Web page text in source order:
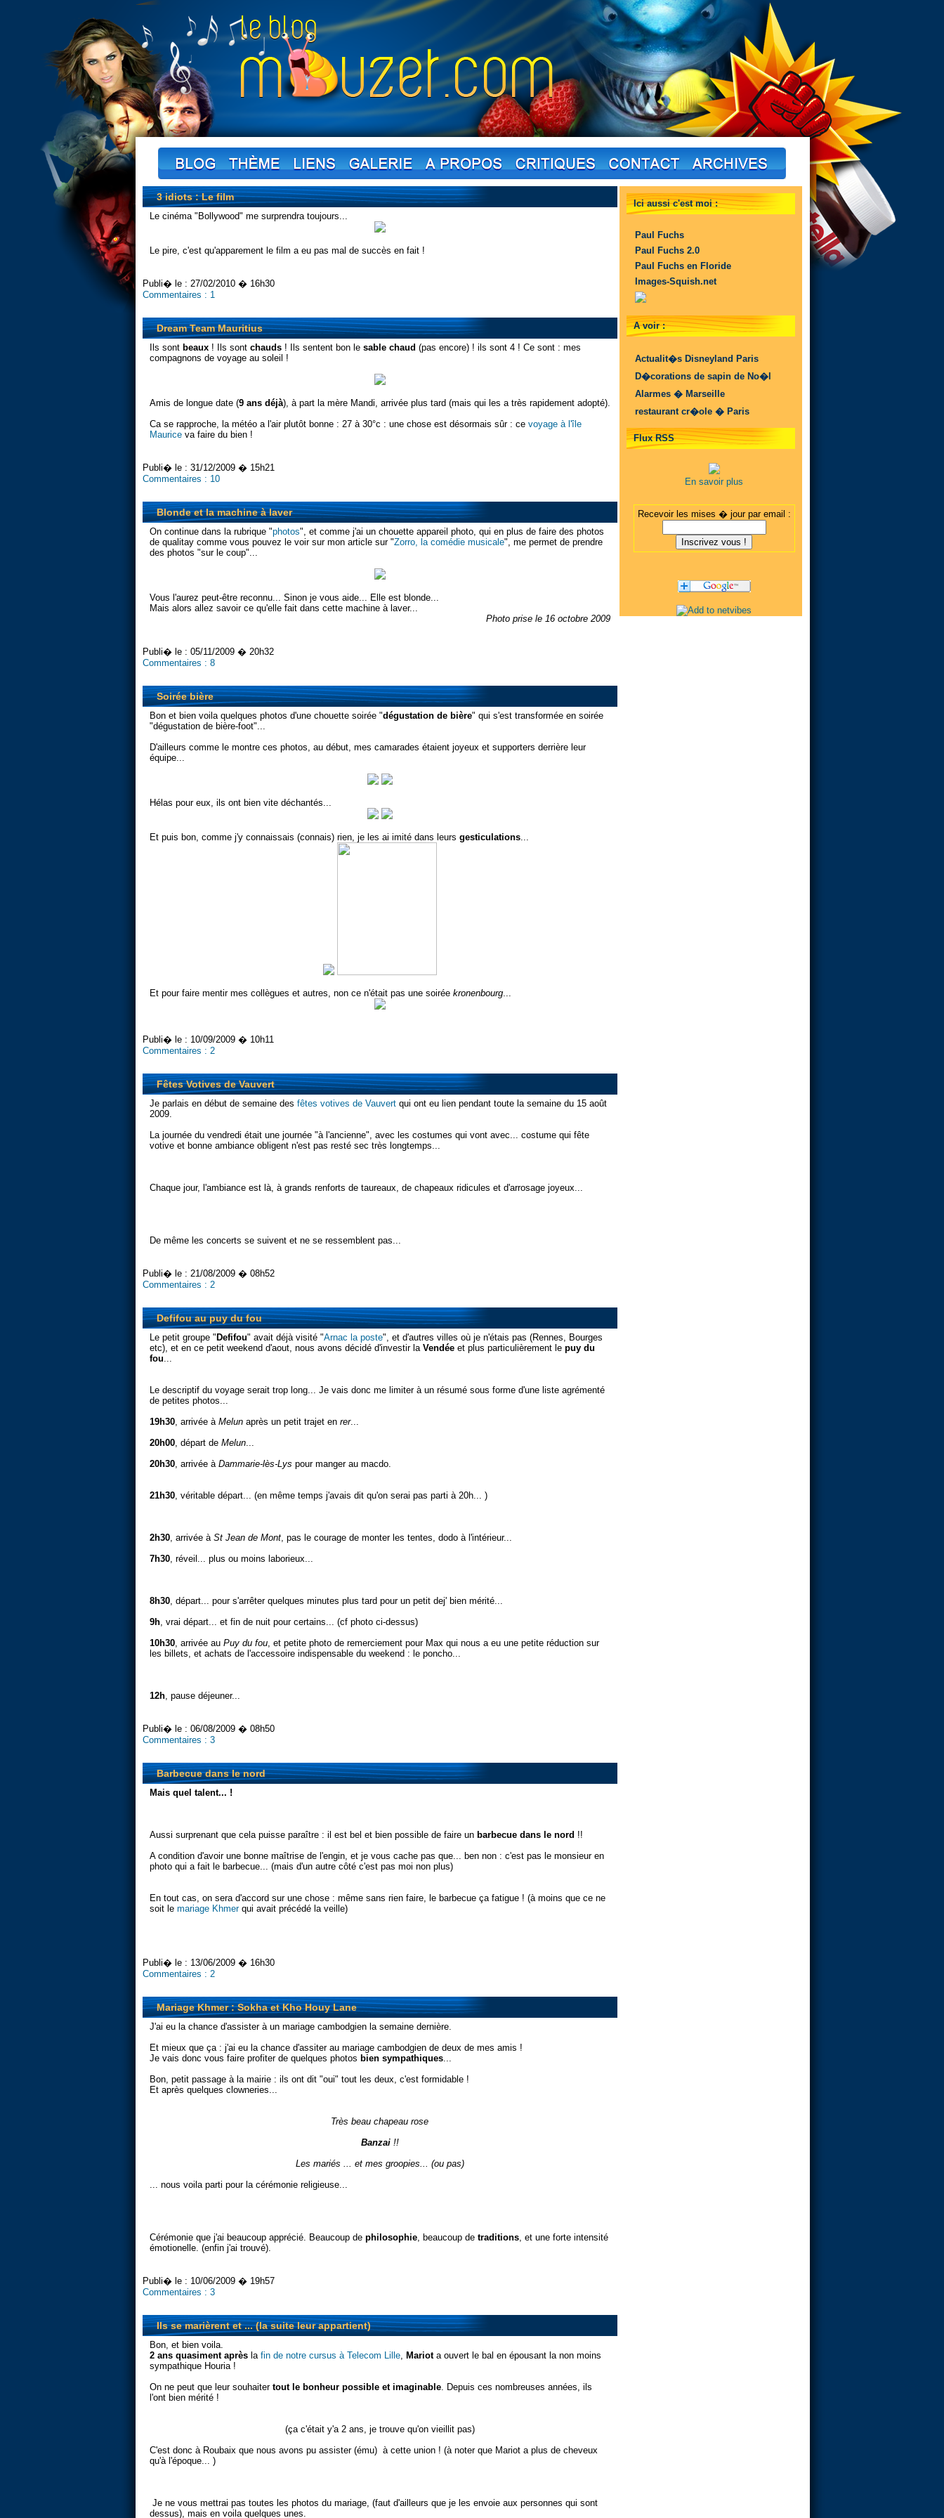
3 idiots : Le film
Le cinéma "Bollywood" me surprendra toujours...
Le pire, c'est qu'apparement le film a eu pas mal de succès en fait !
Publi� le : 27/02/2010 � 16h30
Commentaires : 1
Dream Team Mauritius
Ils sont beaux! Ils sont chauds ! Ils sentent bon le sable chaud (pas encore) ! ils sont 4 ! Ce sont : mes
compagnons de voyage au soleil !
Amis de longue date (9 ans déjà), à part la mère Mandi, arrivée plus tard (mais qui les a très rapidement adopté).
Ca se rapproche, la météo a l'air plutôt bonne : 27 à 30°c : une chose est désormais sûr : ce voyage à l'île
Mauriceva faire du bien !
Publi� le : 31/12/2009 � 15h21
Commentaires : 10
Blonde et la machine à laver
On continue dans la rubrique "photos", et comme j'ai un chouette appareil photo, qui en plus de faire des photos
de qualitay comme vous pouvez le voir sur mon article sur "Zorro, la comédie musicale", me permet de prendre
des photos "sur le coup"...
Vous l'aurez peut-être reconnu... Sinon je vous aide... Elle est blonde...
Mais alors allez savoir ce qu'elle fait dans cette machine à laver...
Photo prise le 16 octobre 2009
Publi� le : 05/11/2009 � 20h32
Commentaires : 8
Soirée bière
Bon et bien voila quelques photos d'une chouette soirée "dégustation de bière" qui s'est transformée en soirée
"dégustation de bière-foot"...
D'ailleurs comme le montre ces photos, au début, mes camarades étaient joyeux et supporters derrière leur
équipe...
Hélas pour eux, ils ont bien vite déchantés...
Et puis bon, comme j'y connaissais (connais) rien, je les ai imité dans leurs gesticulations...
Et pour faire mentir mes collègues et autres, non ce n'était pas une soirée kronenbourg...
Publi� le : 10/09/2009 � 10h11
Commentaires : 2
Fêtes Votives de Vauvert
Je parlais en début de semaine des fêtes votives de Vauvertqui ont eu lien pendant toute la semaine du 15 août
2009.
La journée du vendredi était une journée "à l'ancienne", avec les costumes qui vont avec... costume qui fête
votive et bonne ambiance obligent n'est pas resté sec très longtemps...
Chaque jour, l'ambiance est là, à grands renforts de taureaux, de chapeaux ridicules et d'arrosage joyeux...
De même les concerts se suivent et ne se ressemblent pas...
Publi� le : 21/08/2009 � 08h52
Commentaires : 2
Defifou au puy du fou
Le petit groupe " Defifou" avait déjà visité "Arnac la poste", et d'autres villes où je n'étais pas (Rennes, Bourges
etc), et en ce petit weekend d'aout, nous avons décidé d'investir la Vendée et plus particulièrement le puy du
fou...
Le descriptif du voyage serait trop long... Je vais donc me limiter à un résumé sous forme d'une liste agrémenté
de petites photos...
19h30, arrivée à Melun après un petit trajet en rer...
20h00, départ de Melun...
20h30, arrivée à Dammarie-lès-Lys pour manger au macdo.
21h30, véritable départ... (en même temps j'avais dit qu'on serai pas parti à 20h... )
2h30, arrivée à St Jean de Mont, pas le courage de monter les tentes, dodo à l'intérieur...
7h30, réveil... plus ou moins laborieux...
8h30, départ... pour s'arrêter quelques minutes plus tard pour un petit dej' bien mérité...
9h, vrai départ... et fin de nuit pour certains... (cf photo ci-dessus)
10h30, arrivée au Puy du fou, et petite photo de remerciement pour Max qui nous a eu une petite réduction sur
les billets, et achats de l'accessoire indispensable du weekend : le poncho...
12h, pause déjeuner...
Publi� le : 06/08/2009 � 08h50
Commentaires : 3
Barbecue dans le nord
Mais quel talent... !
Aussi surprenant que cela puisse paraître : il est bel et bien possible de faire un barbecue dans le nord !!
A condition d'avoir une bonne maîtrise de l'engin, et je vous cache pas que... ben non : c'est pas le monsieur en
photo qui a fait le barbecue... (mais d'un autre côté c'est pas moi non plus)
En tout cas, on sera d'accord sur une chose : même sans rien faire, le barbecue ça fatigue ! (à moins que ce ne
soit le mariage Khmerqui avait précédé la veille)
Publi� le : 13/06/2009 � 16h30
Commentaires : 2
Mariage Khmer : Sokha et Kho Houy Lane
J'ai eu la chance d'assister à un mariage cambodgien la semaine dernière.
Et mieux que ça : j'ai eu la chance d'assiter au mariage cambodgien de deux de mes amis !
Je vais donc vous faire profiter de quelques photos bien sympathiques...
Bon, petit passage à la mairie : ils ont dit "oui" tout les deux, c'est formidable !
Et après quelques clowneries...
Très beau chapeau rose
Banzai !!
Les mariés ... et mes groopies... (ou pas)
... nous voila parti pour la cérémonie religieuse...
Cérémonie que j'ai beaucoup apprécié. Beaucoup de philosophie, beaucoup de traditions, et une forte intensité
émotionelle. (enfin j'ai trouvé).
Publi� le : 10/06/2009 � 19h57
Commentaires : 3
Ils se marièrent et ... (la suite leur appartient)
Bon, et bien voila.
2 ans quasiment aprèsla fin de notre cursus à Telecom Lille, Mariot a ouvert le bal en épousant la non moins
sympathique Houria !
On ne peut que leur souhaiter tout le bonheur possible et imaginable. Depuis ces nombreuses années, ils
l'ont bien mérité !
(ça c'était y'a 2 ans, je trouve qu'on vieillit pas)
C'est donc à Roubaix que nous avons pu assister (ému) à cette union ! (à noter que Mariot a plus de cheveux
qu'à l'époque... )
Je ne vous mettrai pas toutes les photos du mariage, (faut d'ailleurs que je les envoie aux personnes qui sont
dessus), mais en voila quelques unes.
Ici aussi c'est moi :
Paul Fuchs
Paul Fuchs 2.0
Paul Fuchs en Floride
Images-Squish.net
A voir :
Actualit�s Disneyland Paris
D�corations de sapin de No�l
Alarmes � Marseille
restaurant cr�ole � Paris
Flux RSS
En savoir plus
Recevoir les mises � jour par email :